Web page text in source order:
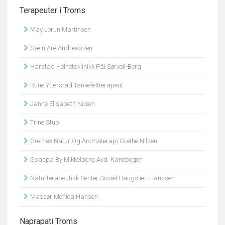
Terapeuter i Troms
May Jorun Martinsen
Svein Are Andreassen
Harstad Helhetsklinikk Pål Sørvoll-Berg
Rune Ytterstad Tankefeltterapeut
Janne Elisabeth Nilsen
Trine Stub
Grethe’s Natur Og Aromaterapi Grethe Nilsen
Spaspa By Mikkelborg Avd. Kanebogen
Naturterapeutisk Senter Sissel Haugslien Hanssen
Massør Monica Hansen
Naprapati Troms